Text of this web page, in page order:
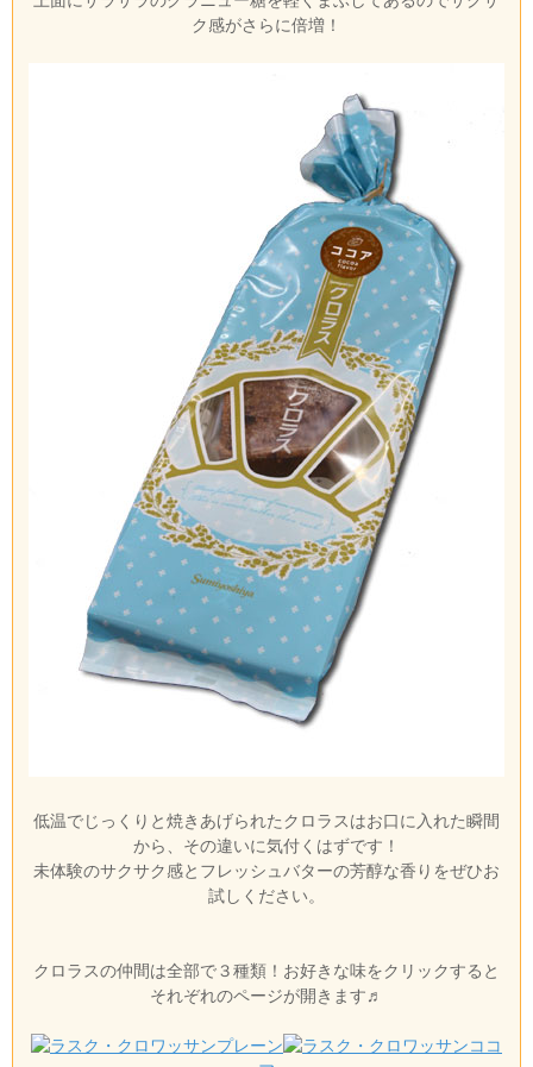
ク感がさらに倍増！
低温でじっくりと焼きあげられたクロラスはお口に入れた瞬間
から、その違いに気付くはずです！
未体験のサクサク感とフレッシュバターの芳醇な香りをぜひお
試しください。
クロラスの仲間は全部で３種類！お好きな味をクリックすると
それぞれのページが開きます♬
プレーン
ココ